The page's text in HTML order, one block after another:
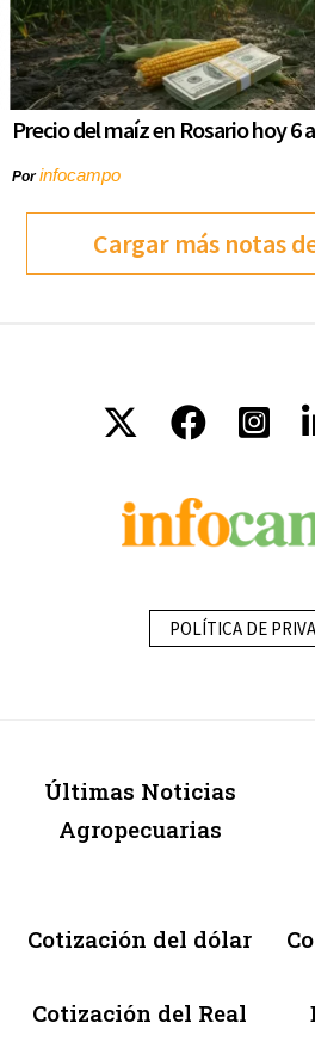
Precio del maíz en Rosario hoy 6
Porinfocampo
Cargar más notas
POLÍTICA DE
Últimas Noticias
Agropecuarias
Cotización del dólar
Cotización del Real